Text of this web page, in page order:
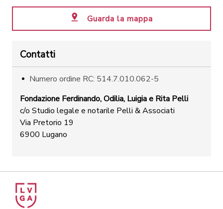
Guarda la mappa
Contatti
Numero ordine RC: 514.7.010.062-5
Fondazione Ferdinando, Odilia, Luigia e Rita Pelli
c/o Studio legale e notarile Pelli & Associati
Via Pretorio 19
6900 Lugano